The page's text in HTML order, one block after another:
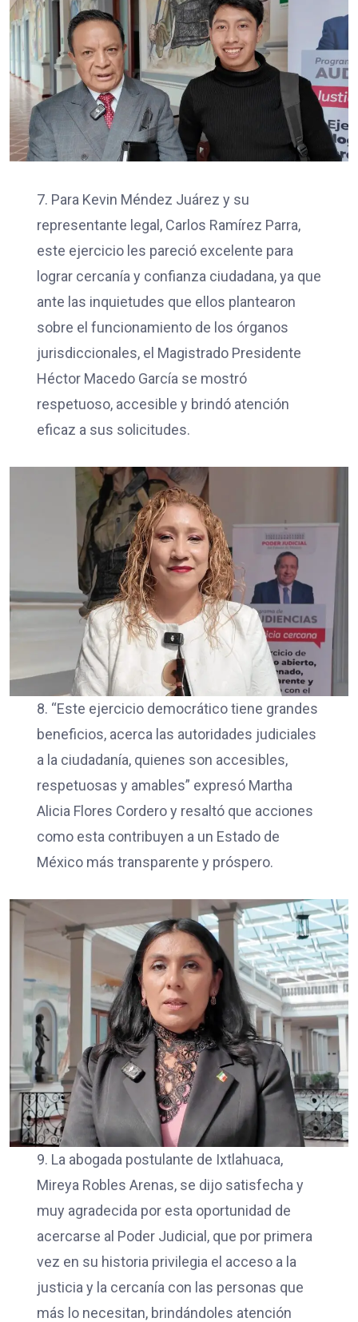
7. Para Kevin Méndez Juárez y su
representante legal, Carlos Ramírez Parra,
este ejercicio les pareció excelente para
lograr cercanía y confianza ciudadana, ya que
ante las inquietudes que ellos plantearon
sobre el funcionamiento de los órganos
jurisdiccionales, el Magistrado Presidente
Héctor Macedo García se mostró
respetuoso, accesible y brindó atención
eficaz a sus solicitudes.
8. “Este ejercicio democrático tiene grandes
beneficios, acerca las autoridades judiciales
a la ciudadanía, quienes son accesibles,
respetuosas y amables” expresó Martha
Alicia Flores Cordero y resaltó que acciones
como esta contribuyen a un Estado de
México más transparente y próspero.
9. La abogada postulante de Ixtlahuaca,
Mireya Robles Arenas, se dijo satisfecha y
muy agradecida por esta oportunidad de
acercarse al Poder Judicial, que por primera
vez en su historia privilegia el acceso a la
justicia y la cercanía con las personas que
más lo necesitan, brindándoles atención